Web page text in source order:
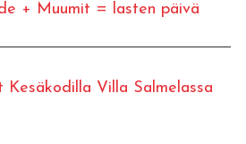
+ Muumit = lasten päivä
Kesäkodilla Villa Salmelassa